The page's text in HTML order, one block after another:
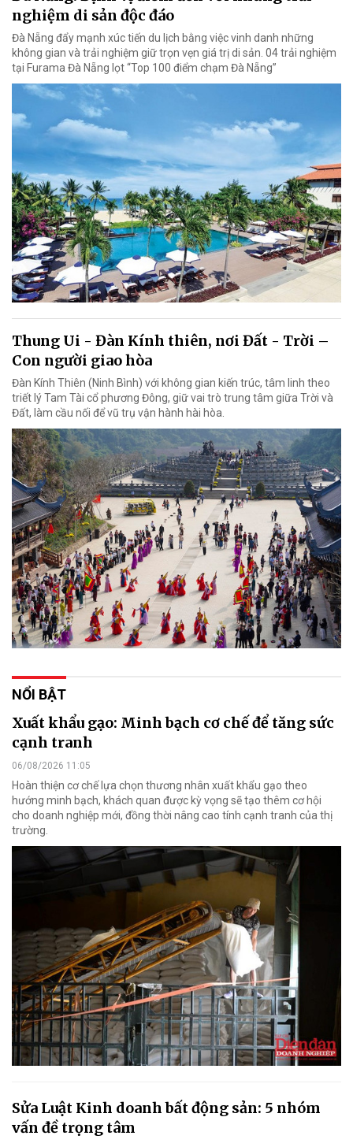
nghiệm di sản độc đáo
Đà Nẵng đẩy mạnh xúc tiến du lịch bằng việc vinh danh những
không gian và trải nghiệm giữ trọn vẹn giá trị di sản. 04 trải nghiệm
tại Furama Đà Nẵng lọt “Top 100 điểm chạm Đà Nẵng”
Thung Ui - Đàn Kính thiên, nơi Đất - Trời –
Con người giao hòa
Đàn Kính Thiên (Ninh Bình) với không gian kiến trúc, tâm linh theo
triết lý Tam Tài cổ phương Đông, giữ vai trò trung tâm giữa Trời và
Đất, làm cầu nối để vũ trụ vận hành hài hòa.
NỔI BẬT
Xuất khẩu gạo: Minh bạch cơ chế để tăng sức
cạnh tranh
06/08/2026 11:05
Hoàn thiện cơ chế lựa chọn thương nhân xuất khẩu gạo theo
hướng minh bạch, khách quan được kỳ vọng sẽ tạo thêm cơ hội
cho doanh nghiệp mới, đồng thời nâng cao tính cạnh tranh của thị
trường.
Sửa Luật Kinh doanh bất động sản: 5 nhóm
vấn đề trọng tâm